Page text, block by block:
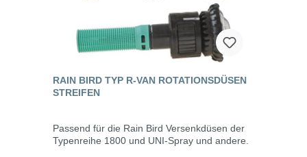
RAIN BIRD TYP R-VAN ROTATIONSDÜSEN
STREIFEN
Passend für die Rain Bird Versenkdüsen der
Typenreihe 1800 und UNI-Spray und andere.